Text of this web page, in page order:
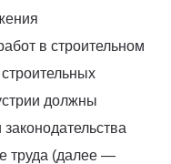
в строительном
должны
труда (далее —